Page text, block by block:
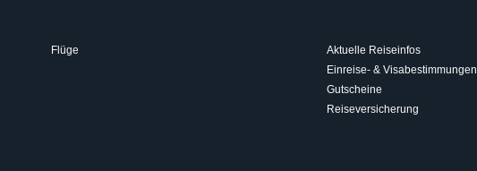
Flüge
Aktuelle Reiseinfos
Einreise- & Visabestimmungen
Gutscheine
Reiseversicherung